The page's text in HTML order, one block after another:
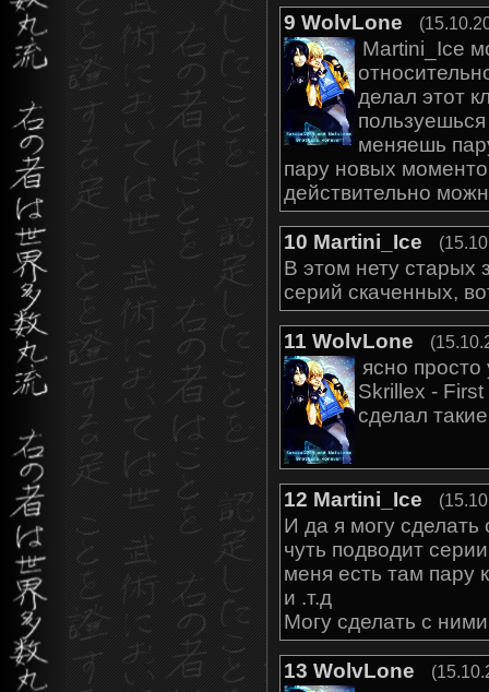
9 WolvLone
Martini_Ice
делал этот
меняешь
пару новых
действительно
10 Martini_Ice
В этом нету старых
серий скаченных,
11 WolvLone
ясно
Skrillex -
сделал
12 Martini_Ice
И да я могу сделать
чуть подводит
меня есть там пару
и .т.д
Могу сделать с
13 WolvLone